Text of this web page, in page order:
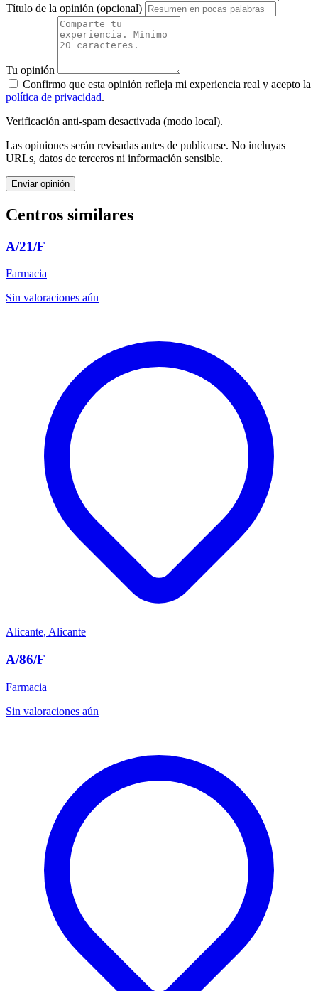
Título de la opinión (opcional)
Tu opinión
Confirmo que esta opinión refleja mi experiencia real y acepto la
política de privacidad.
Verificación anti-spam desactivada (modo local).
Las opiniones serán revisadas antes de publicarse. No incluyas
URLs, datos de terceros ni información sensible.
Enviar opinión
Centros similares
A/21/F
Farmacia
Sin valoraciones aún
Alicante, Alicante
A/86/F
Farmacia
Sin valoraciones aún